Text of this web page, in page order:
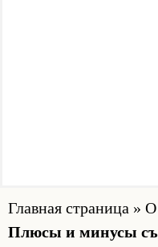
Главная страница » О
Плюсы и минусы